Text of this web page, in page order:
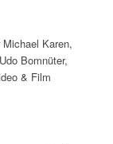
Karen,
Bomnüter,
& Film